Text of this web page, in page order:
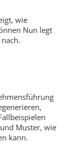
wie
Nun legt
Muster, wie
kann.